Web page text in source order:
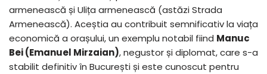
armenească și Ulița armenească (astăzi Strada
Armenească). Aceștia au contribuit semnificativ la viața
economică a orașului, un exemplu notabil fiind Manuc
Bei (Emanuel Mirzaian), negustor și diplomat, care s-a
stabilit definitiv în București și este cunoscut pentru